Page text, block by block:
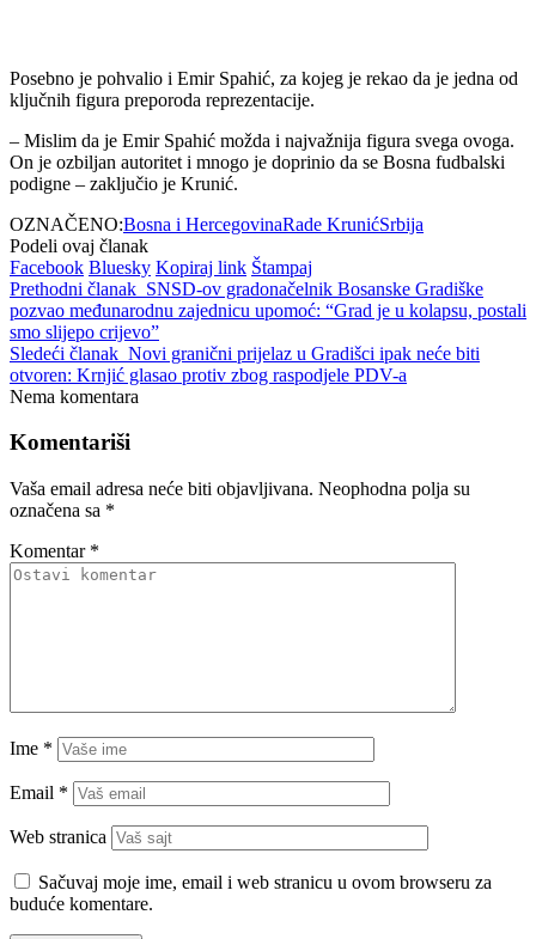
Posebno je pohvalio i Emir Spahić, za kojeg je rekao da je jedna od
ključnih figura preporoda reprezentacije.
– Mislim da je Emir Spahić možda i najvažnija figura svega ovoga.
On je ozbiljan autoritet i mnogo je doprinio da se Bosna fudbalski
podigne – zaključio je Krunić.
OZNAČENO:Bosna i HercegovinaRade KrunićSrbija
Podeli ovaj članak
Facebook Bluesky Kopiraj link Štampaj
Prethodni članak SNSD-ov gradonačelnik Bosanske Gradiške
pozvao međunarodnu zajednicu upomoć: “Grad je u kolapsu, postali
smo slijepo crijevo”
Sledeći članak Novi granični prijelaz u Gradišci ipak neće biti
otvoren: Krnjić glasao protiv zbog raspodjele PDV-a
Nema komentara
Komentariši
Vaša email adresa neće biti objavljivana. Neophodna polja su
označena sa *
Komentar *
Ime *
Email *
Web stranica
Sačuvaj moje ime, email i web stranicu u ovom browseru za
buduće komentare.